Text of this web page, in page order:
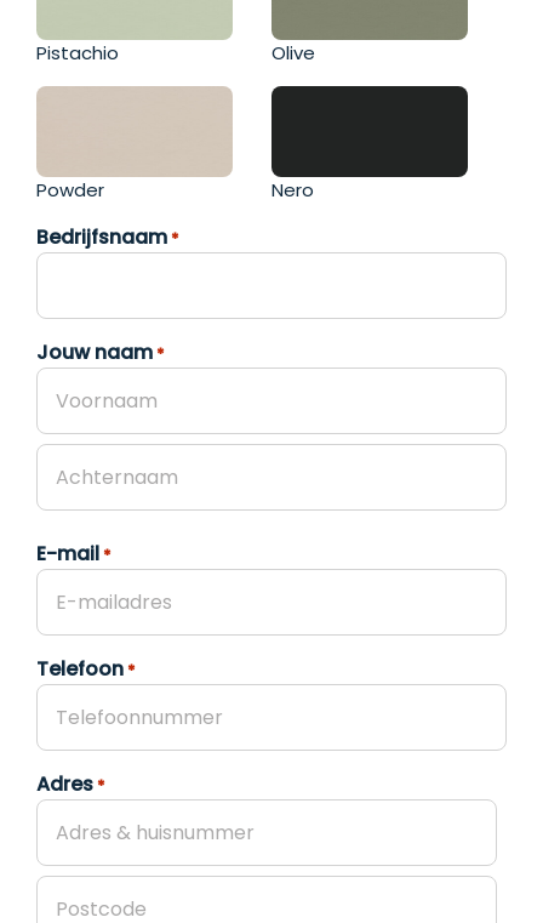
Pistachio Olive
Powder Nero
Bedrijfsnaam*
Jouw naam*
Voornaam
E-mail*
Telefoon*
Adres*
Adres